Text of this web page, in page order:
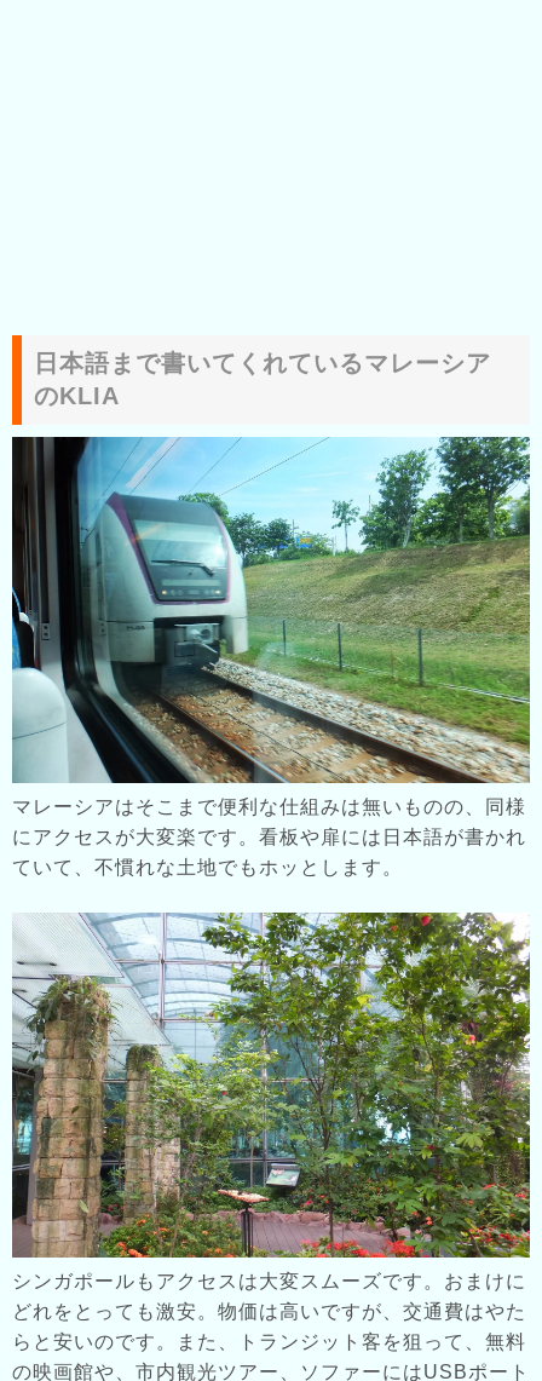
日本語まで書いてくれているマレーシア
のKLIA
マレーシアはそこまで便利な仕組みは無いものの、同様
にアクセスが大変楽です。看板や扉には日本語が書かれ
ていて、不慣れな土地でもホッとします。
シンガポールもアクセスは大変スムーズです。おまけに
どれをとっても激安。物価は高いですが、交通費はやた
らと安いのです。また、トランジット客を狙って、無料
の映画館や、市内観光ツアー、ソファーにはUSBポート